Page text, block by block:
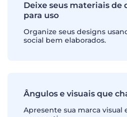
Deixe seus materiais de
para uso
Organize seus designs
social bem elaborados.
Ângulos e visuais que
Apresente sua marca